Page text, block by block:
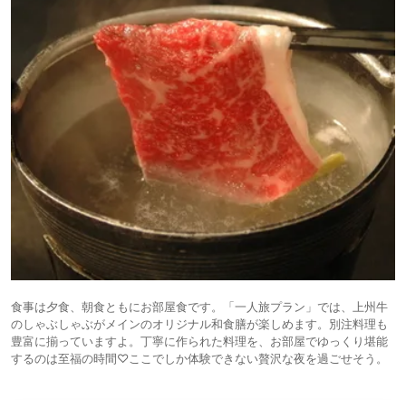
食事は夕食、朝食ともにお部屋食です。「一人旅プラン」では、上州牛
のしゃぶしゃぶがメインのオリジナル和食膳が楽しめます。別注料理も
豊富に揃っていますよ。丁寧に作られた料理を、お部屋でゆっくり堪能
するのは至福の時間♡ここでしか体験できない贅沢な夜を過ごせそう。